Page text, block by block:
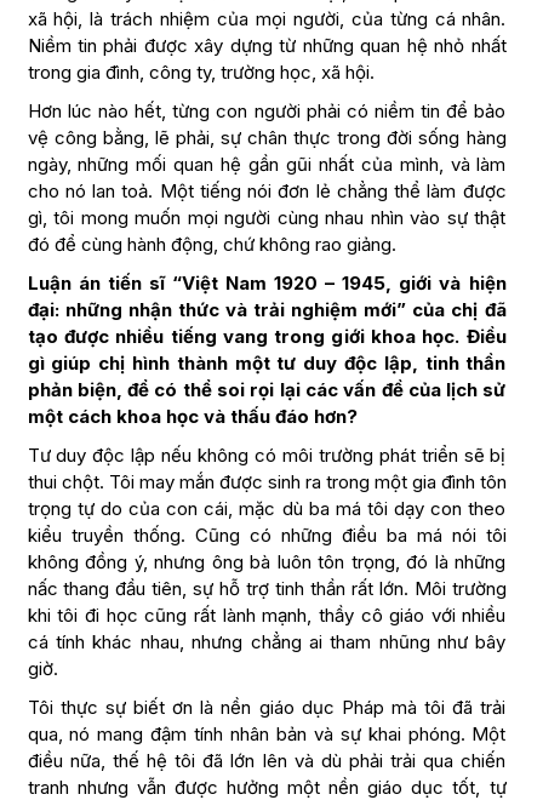
xã hội, là trách nhiệm của mọi người, của từng cá nhân.
Niềm tin phải được xây dựng từ những quan hệ nhỏ nhất
trong gia đình, công ty, trường học, xã hội.
Hơn lúc nào hết, từng con người phải có niềm tin để bảo
vệ công bằng, lẽ phải, sự chân thực trong đời sống hàng
ngày, những mối quan hệ gần gũi nhất của mình, và làm
cho nó lan toả. Một tiếng nói đơn lẻ chẳng thể làm được
gì, tôi mong muốn mọi người cùng nhau nhìn vào sự thật
đó để cùng hành động, chứ không rao giảng.
Luận án tiến sĩ “Việt Nam 1920 – 1945, giới và hiện
đại: những nhận thức và trải nghiệm mới” của chị đã
tạo được nhiều tiếng vang trong giới khoa học. Điều
gì giúp chị hình thành một tư duy độc lập, tinh thần
phản biện, để có thể soi rọi lại các vấn đề của lịch sử
một cách khoa học và thấu đáo hơn?
Tư duy độc lập nếu không có môi trường phát triển sẽ bị
thui chột. Tôi may mắn được sinh ra trong một gia đình tôn
trọng tự do của con cái, mặc dù ba má tôi dạy con theo
kiểu truyền thống. Cũng có những điều ba má nói tôi
không đồng ý, nhưng ông bà luôn tôn trọng, đó là những
nấc thang đầu tiên, sự hỗ trợ tinh thần rất lớn. Môi trường
khi tôi đi học cũng rất lành mạnh, thầy cô giáo với nhiều
cá tính khác nhau, nhưng chẳng ai tham nhũng như bây
giờ.
Tôi thực sự biết ơn là nền giáo dục Pháp mà tôi đã trải
qua, nó mang đậm tính nhân bản và sự khai phóng. Một
điều nữa, thế hệ tôi đã lớn lên và dù phải trải qua chiến
tranh nhưng vẫn được hưởng một nền giáo dục tốt, tự